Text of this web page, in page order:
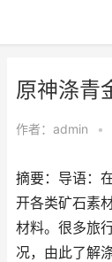
原神涤青
作者： admin •
摘要：导语：
开各类矿石素
材料。很多旅
况，由此了解